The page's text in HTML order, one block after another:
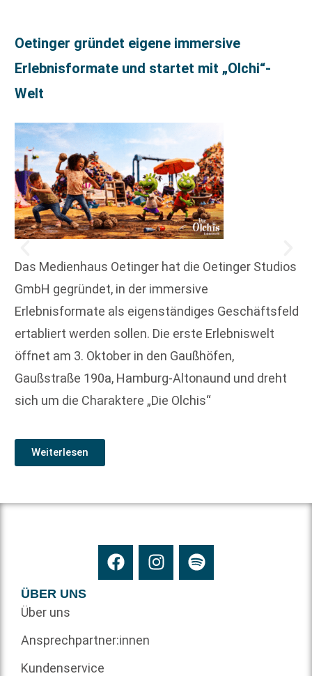
Oetinger gründet eigene immersive
Erlebnisformate und startet mit „Olchi“-
Welt
Das Medienhaus Oetinger hat die Oetinger Studios
GmbH gegründet, in der immersive
Erlebnisformate als eigenständiges Geschäftsfeld
ertabliert werden sollen. Die erste Erlebniswelt
öffnet am 3. Oktober in den Gaußhöfen,
Gaußstraße 190a, Hamburg-Altonaund und dreht
sich um die Charaktere „Die Olchis“
Weiterlesen
ÜBER UNS
Über uns
Ansprechpartner:innen
Kundenservice